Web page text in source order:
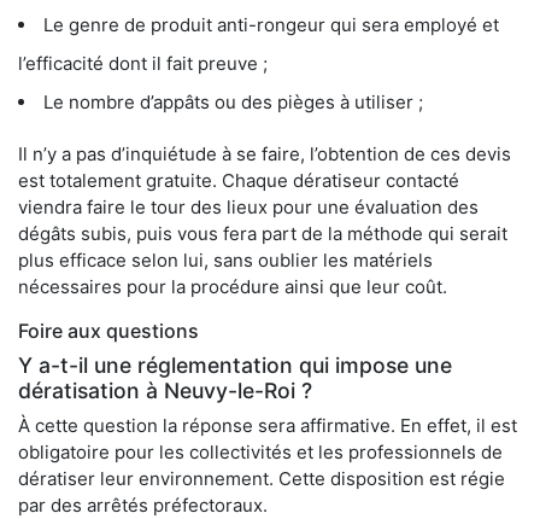
Le genre de produit anti-rongeur qui sera employé et
l’efficacité dont il fait preuve ;
Le nombre d’appâts ou des pièges à utiliser ;
Il n’y a pas d’inquiétude à se faire, l’obtention de ces devis
est totalement gratuite. Chaque dératiseur contacté
viendra faire le tour des lieux pour une évaluation des
dégâts subis, puis vous fera part de la méthode qui serait
plus efficace selon lui, sans oublier les matériels
nécessaires pour la procédure ainsi que leur coût.
Foire aux questions
Y a-t-il une réglementation qui impose une
dératisation à Neuvy-le-Roi ?
À cette question la réponse sera affirmative. En effet, il est
obligatoire pour les collectivités et les professionnels de
dératiser leur environnement. Cette disposition est régie
par des arrêtés préfectoraux.